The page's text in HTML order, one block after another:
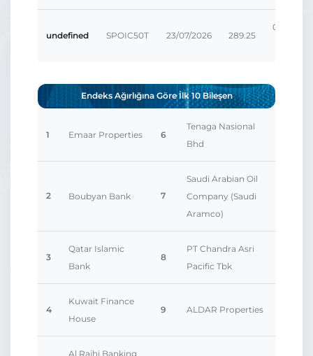
undefined SPOIC50T 23/07/2026 289.25
0.00207
Endeks Ağırlığına Göre İlk 10 Bileşen
1 Emaar Properties 6
Tenaga Nasional
Bhd
2 Boubyan Bank 7
Saudi Arabian Oil
Company (Saudi
Aramco)
3
Qatar Islamic
Bank
8
PT Chandra Asri
Pacific Tbk
4
Kuwait Finance
House
9 ALDAR Properties
Al Rajhi Banking